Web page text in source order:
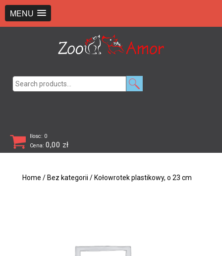
MENU
Ilosc: 0
Cena: 0,00 zł
Home / Bez kategorii / Kołowrotek plastikowy, o 23 cm